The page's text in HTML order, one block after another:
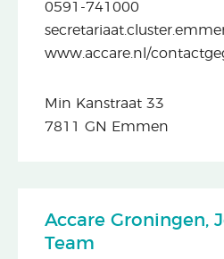
0591-741000
www.accare.nl/
Min Kanstraat 33
7811 GN Emmen
Accare Groningen,
Team